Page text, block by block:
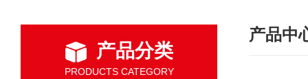
产品分类
PRODUCTS CATEGORY
产品中